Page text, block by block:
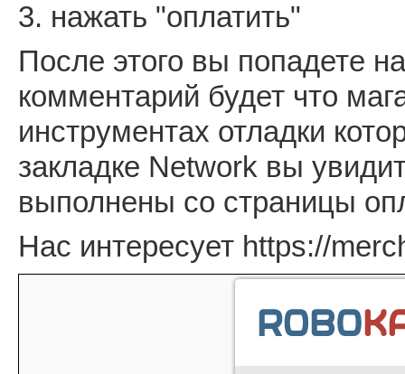
3. нажать "оплатить"
После этого вы попадете
комментарий будет что
инструментах отладки
закладке Network вы
выполнены со страницы
Нас интересует https://